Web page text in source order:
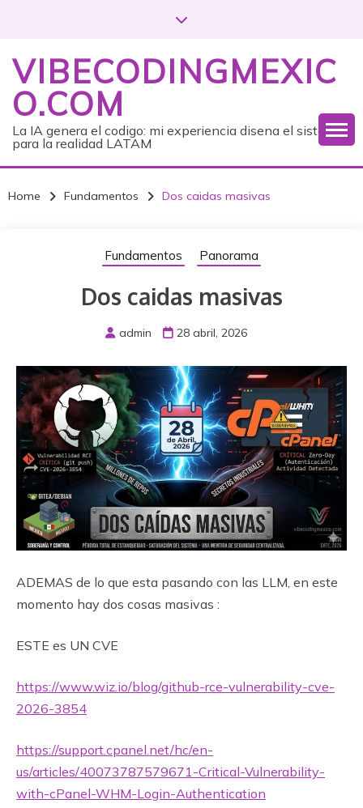
n
VIBECODINGMEXIC
O.COM
La IA genera el codigo: mi experiencia disena el sistema
para la realidad LATAM
Home Fundamentos Dos caidas masivas
Fundamentos Panorama
Dos caidas masivas
admin 28 abril, 2026
ADEMAS de lo que esta pasando con las LLM, en este
momento hay dos cosas masivas :
ESTE es UN CVE
https://www.wiz.io/blog/github-rce-vulnerability-cve-
2026-3854
https://support.cpanel.net/hc/en-
us/articles/40073787579671-Critical-Vulnerability-
with-cPanel-WHM-Login-Authentication